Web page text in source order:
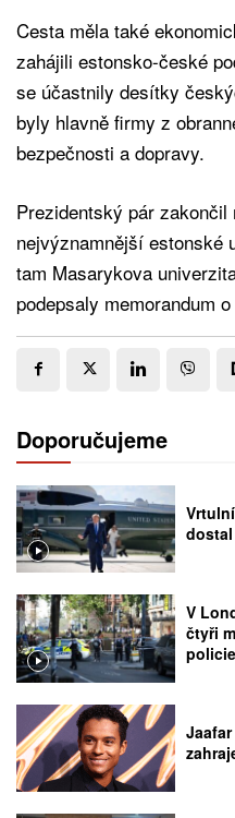
Cesta měla také
zahájili estonsko-české
se účastnily desítky
byly hlavně firmy z
bezpečnosti a dopravy.
Prezidentský pár
nejvýznamnější estonské
tam Masarykova
podepsaly memorandum
Doporučujeme
V
čtyři
policie